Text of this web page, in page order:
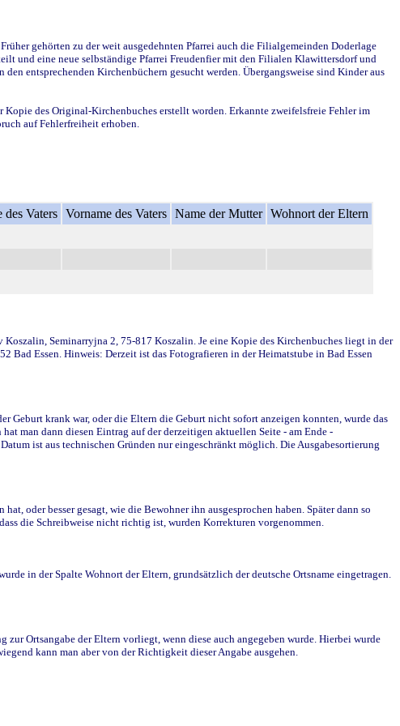
gehörten zu der weit ausgedehnten Pfarrei auch die Filialgemeinden Doderlage
und eine neue selbständige Pfarrei Freudenfier mit den Filialen Klawittersdorf und
entsprechenden Kirchenbüchern gesucht werden. Übergangsweise sind Kinder aus
des Original-Kirchenbuches erstellt worden. Erkannte zweifelsfreie Fehler im
auf Fehlerfreiheit erhoben.
des Vaters Vorname des Vaters Name der Mutter Wohnort der Eltern
Seminarryjna 2, 75-817 Koszalin. Je eine Kopie des Kirchenbuches liegt in der
Bad Essen. Hinweis: Derzeit ist das Fotografieren in der Heimatstube in Bad Essen
Geburt krank war, oder die Eltern die Geburt nicht sofort anzeigen konnten, wurde das
man dann diesen Eintrag auf der derzeitigen aktuellen Seite - am Ende -
ist aus technischen Gründen nur eingeschränkt möglich. Die Ausgabesortierung
oder besser gesagt, wie die Bewohner ihn ausgesprochen haben. Später dann so
die Schreibweise nicht richtig ist, wurden Korrekturen vorgenommen.
in der Spalte Wohnort der Eltern, grundsätzlich der deutsche Ortsname eingetragen.
Ortsangabe der Eltern vorliegt, wenn diese auch angegeben wurde. Hierbei wurde
kann man aber von der Richtigkeit dieser Angabe ausgehen.